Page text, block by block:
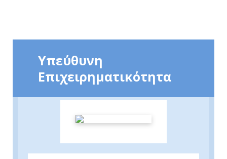
Υπεύθυνη
Επιχειρηματικότητα